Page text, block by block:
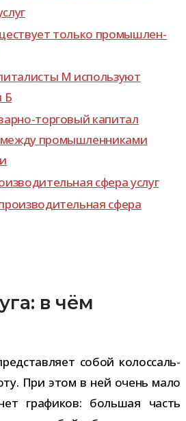
только про­мыш­лен­
М исполь­зуют
Б
​торговый капи­тал
между про­мыш­лен­ни­ками
сфера услуг
сфера
в чём
собой колос­саль­
При этом в ней очень мало
гра­фи­ков: боль­шая часть